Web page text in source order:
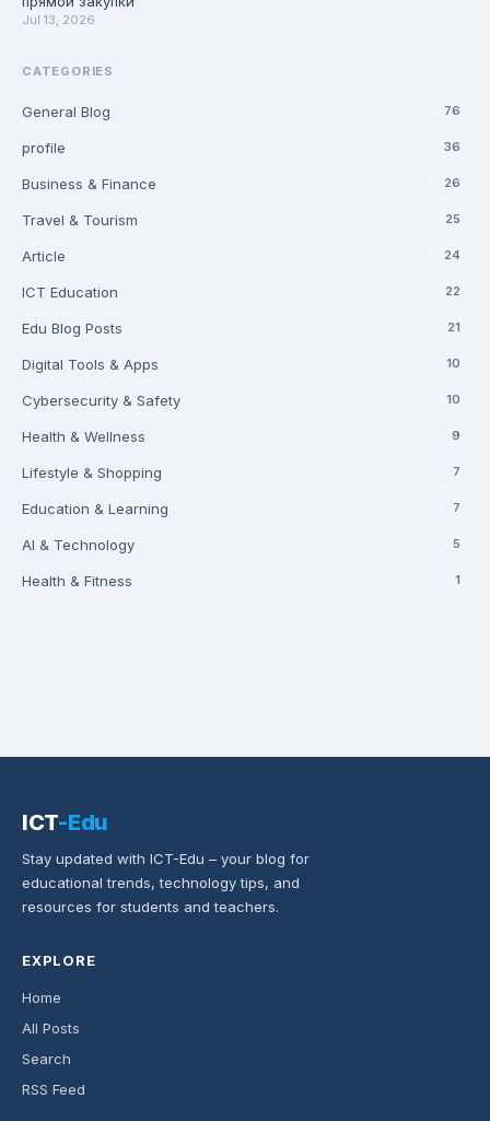
Jul 13, 2026
CATEGORIES
General Blog 76
profile 36
Business & Finance 26
Travel & Tourism 25
Article 24
ICT Education 22
Edu Blog Posts 21
Digital Tools & Apps 10
Cybersecurity & Safety 10
Health & Wellness 9
Lifestyle & Shopping 7
Education & Learning 7
AI & Technology 5
Health & Fitness 1
ICT-Edu
Stay updated with ICT-Edu – your blog for
educational trends, technology tips, and
resources for students and teachers.
EXPLORE
Home
All Posts
Search
RSS Feed